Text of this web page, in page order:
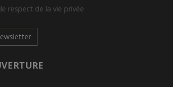
respect de la vie privée